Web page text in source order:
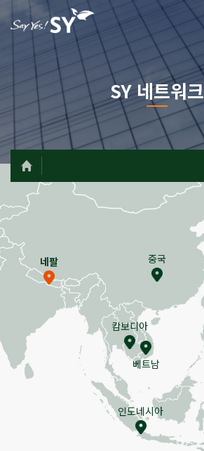
SY 네트워크
중국
네팔
캄보디아
베트남
인도네시아